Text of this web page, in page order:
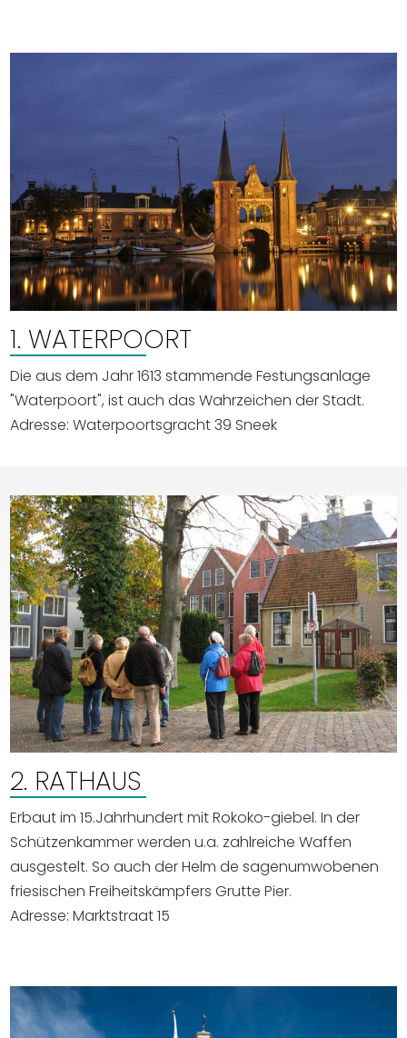
1. WATERPOORT
Die aus dem Jahr 1613 stammende Festungsanlage
"Waterpoort", ist auch das Wahrzeichen der Stadt.
Adresse: Waterpoortsgracht 39 Sneek
2. RATHAUS
Erbaut im 15.Jahrhundert mit Rokoko-giebel. In der
Schützenkammer werden u.a. zahlreiche Waffen
ausgestelt. So auch der Helm de sagenumwobenen
friesischen Freiheitskämpfers Grutte Pier.
Adresse: Marktstraat 15